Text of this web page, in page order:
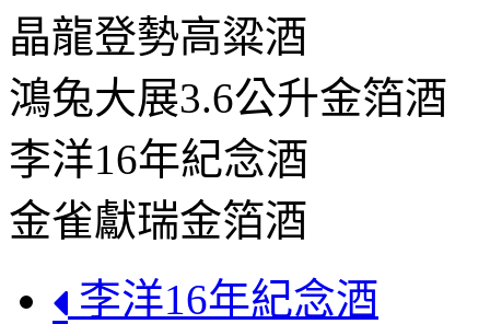
晶龍登勢高粱酒
鴻兔大展3.6公升金箔酒
李洋16年紀念酒
金雀獻瑞金箔酒
李洋16年紀念酒